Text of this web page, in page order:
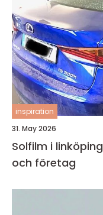
inspiration
31. May 2026
Solfilm i linköping smart solskydd för bil, hem
och företag